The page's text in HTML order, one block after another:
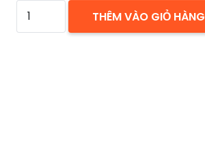
ĐÈN
MÂM
THÊM VÀO GIỎ HÀNG